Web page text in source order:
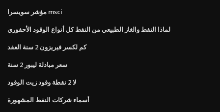
مؤشر سويسرا msci
لماذا النفط والغاز الطبيعي من النفط كل أنواع الوقود الأحفوري
كم لكسر فيريزون 2 سنة العقد
سعر مبادلة ليبور 2 سنة
لا 2 نقطة وقود زيت الوقود
أسماء شركات النفط المشهورة